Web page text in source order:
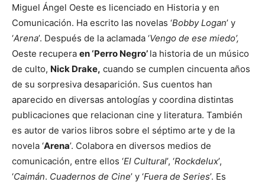
Miguel Ángel Oeste es licenciado en Historia y en
Comunicación. Ha escrito las novelas ‘Bobby Logan’ y
‘Arena’. Después de la aclamada ‘Vengo de ese miedo’,
Oeste recupera en ‘Perro Negro’ la historia de un músico
de culto, Nick Drake, cuando se cumplen cincuenta años
de su sorpresiva desaparición. Sus cuentos han
aparecido en diversas antologías y coordina distintas
publicaciones que relacionan cine y literatura. También
es autor de varios libros sobre el séptimo arte y de la
novela ‘Arena’. Colabora en diversos medios de
comunicación, entre ellos ‘El Cultural’, ‘Rockdelux’,
‘Caimán. Cuadernos de Cine’ y ‘Fuera de Series’. Es